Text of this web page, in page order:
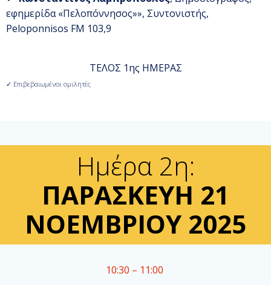
εφημερίδα «Πελοπόννησος»», Συντονιστής,
Peloponnisos FM 103,9
ΤΕΛΟΣ 1ης ΗΜΕΡΑΣ
✓ Επιβεβαιωμένοι ομιλητές
Ημέρα 2η:
ΠΑΡΑΣΚΕΥΗ 21
ΝΟΕΜΒΡΙΟΥ 2025
10:30 – 11:00